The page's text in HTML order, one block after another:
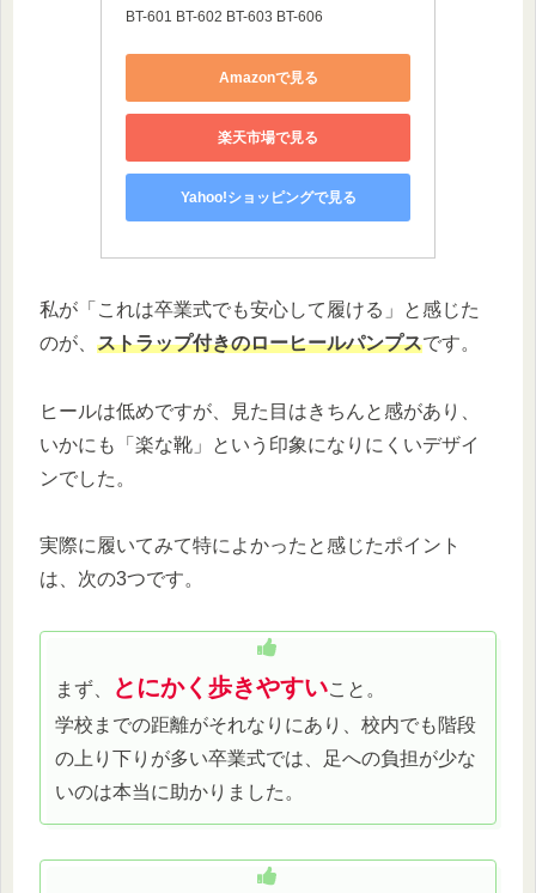
BT-601 BT-602 BT-603 BT-606
Amazonで見る
楽天市場で見る
Yahoo!ショッピングで見る
私が「これは卒業式でも安心して履ける」と感じた
のが、 ストラップ付きのローヒールパンプスです。
ヒールは低めですが、見た目はきちんと感があり、
いかにも「楽な靴」という印象になりにくいデザイ
ンでした。
実際に履いてみて特によかったと感じたポイント
は、次の3つです。
まず、 とにかく歩きやすいこと。
学校までの距離がそれなりにあり、校内でも階段
の上り下りが多い卒業式では、足への負担が少な
いのは本当に助かりました。